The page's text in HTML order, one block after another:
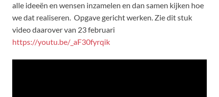
alle ideeën en wensen inzamelen en dan samen kijken hoe
we dat realiseren. Opgave gericht werken. Zie dit stuk
video daarover van 23 februari
https://youtu.be/_aF30fyrqik